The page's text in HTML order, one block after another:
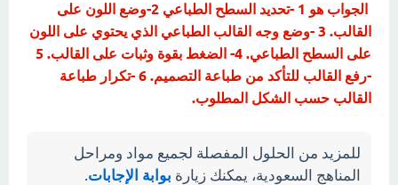
الجواب هو 1 -تحديد السطح الطباعي 2-وضع اللون على
القالب. 3 -وضع وجه القالب الطباعي الذي يحتوي على اللون
على السطح الطباعي. 4- الضغط بقوة وثبات على القالب. 5
-رفع القالب للتأكد من طباعة التصميم. 6 -تكرار طباعة
القالب حسب الشكل المطلوب.
للمزيد من الحلول المفصلة لجميع مواد ومراحل
المناهج السعودية، يمكنك زيارة بوابة الإجابات.